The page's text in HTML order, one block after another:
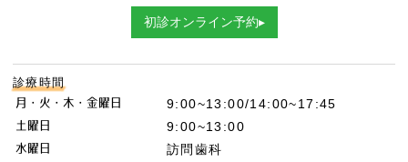
初診オンライン予約▸
診療時間
月・火・木・金曜日 9:00~13:00/14:00~17:45
土曜日 9:00~13:00
水曜日 訪問歯科